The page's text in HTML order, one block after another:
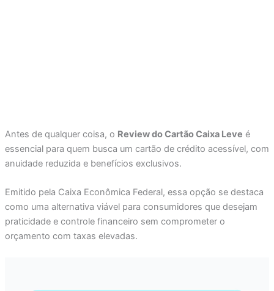
Antes de qualquer coisa, o Review do Cartão Caixa Leve é
essencial para quem busca um cartão de crédito acessível, com
anuidade reduzida e benefícios exclusivos.
Emitido pela Caixa Econômica Federal, essa opção se destaca
como uma alternativa viável para consumidores que desejam
praticidade e controle financeiro sem comprometer o
orçamento com taxas elevadas.